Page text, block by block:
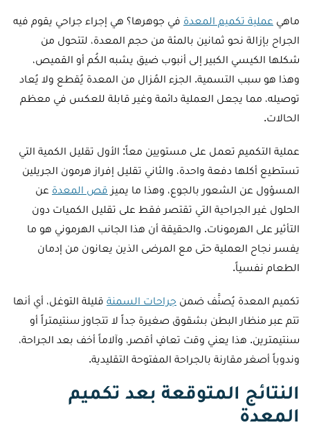
ماهي عملية تكميم المعدة في جوهرها؟ هي إجراء جراحي يقوم فيه
الجراح بإزالة نحو ثمانين بالمئة من حجم المعدة، لتتحول من
شكلها الكيسي الكبير إلى أنبوب ضيق يشبه الكُم أو القميص،
وهذا هو سبب التسمية. الجزء المُزال من المعدة يُقطع ولا يُعاد
توصيله، مما يجعل العملية دائمة وغير قابلة للعكس في معظم
الحالات.
عملية التكميم تعمل على مستويين معاً: الأول تقليل الكمية التي
تستطيع أكلها دفعة واحدة، والثاني تقليل إفراز هرمون الجريلين
المسؤول عن الشعور بالجوع، وهذا ما يميزقص المعدة عن
الحلول غير الجراحية التي تقتصر فقط على تقليل الكميات دون
التأثير على الهرمونات. والحقيقة أن هذا الجانب الهرموني هو ما
يفسر نجاح العملية حتى مع المرضى الذين يعانون من إدمان
الطعام نفسياً.
تكميم المعدة يُصنَّف ضمن جراحات السمنة قليلة التوغل، أي أنها
تتم عبر منظار البطن بشقوق صغيرة جداً لا تتجاوز سنتيمتراً أو
سنتيمترين. هذا يعني وقت تعافٍ أقصر، وآلاماً أخف بعد الجراحة،
وندوباً أصغر مقارنة بالجراحة المفتوحة التقليدية.
النتائج المتوقعة بعد تكميم
المعدة